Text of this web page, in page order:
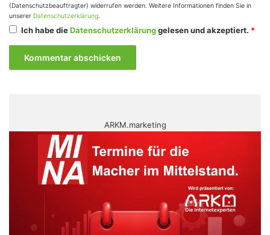
(Datenschutzbeauftragter) widerrufen werden. Weitere Informationen finden Sie in
unserer Datenschutzerklärung.
Ich habe dieDatenschutzerklärunggelesen und akzeptiert. *
ARKM.marketing